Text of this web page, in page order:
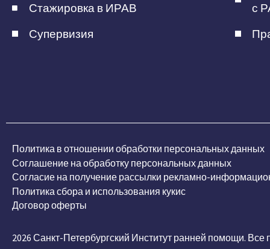
Стажировка в ИРАВ
Супервизия
с
Политика в отношении обработки персональных данных
Соглашение на обработку персональных данных
Согласие на получение рассылки рекламно-
Политика сбора и использования кукис
Договор оферты
2026 Санкт-Петербургский Институт ранней помощи.